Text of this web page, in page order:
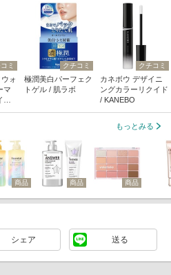
ミ
ォ
マ
クチコミ
極潤美白パーフェク
トゲル / 肌ラボ
クチコミ
カネボウ デザイニ
ングカラーリクイド
/ KANEBO
もっとみる
商品 商品 商品
シェア 送る